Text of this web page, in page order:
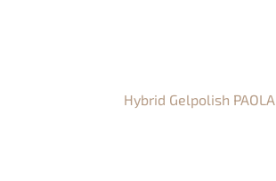
Hybrid Gelpolish PAOLA